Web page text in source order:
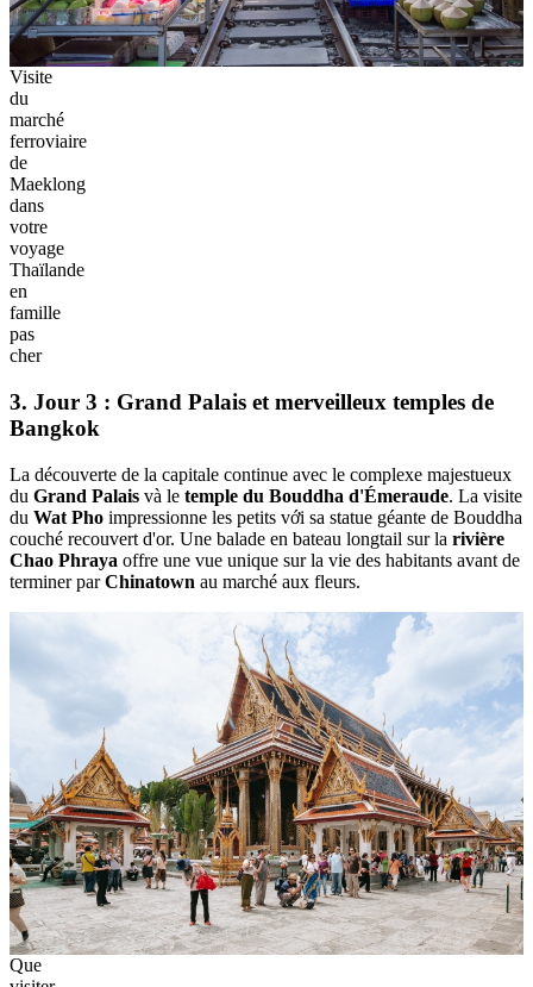
Visite
du
marché
ferroviaire
de
Maeklong
dans
votre
voyage
Thaïlande
en
famille
pas
cher
3. Jour 3 : Grand Palais et merveilleux temples de
Bangkok
La découverte de la capitale continue avec le complexe majestueux
du Grand Palais và le temple du Bouddha d'Émeraude. La visite
du Wat Pho impressionne les petits với sa statue géante de Bouddha
couché recouvert d'or. Une balade en bateau longtail sur la rivière
Chao Phraya offre une vue unique sur la vie des habitants avant de
terminer parChinatown au marché aux fleurs.
Que